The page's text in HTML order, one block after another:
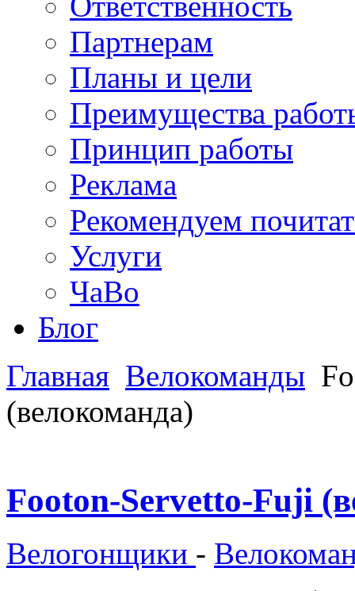
Партнерам
Планы и цели
Преимущества
Принцип работы
Реклама
Рекомендуем
Услуги
ЧаВо
Блог
Главная Велокоманды
(велокоманда)
Footon-Servetto-Fuji
Велогонщики -